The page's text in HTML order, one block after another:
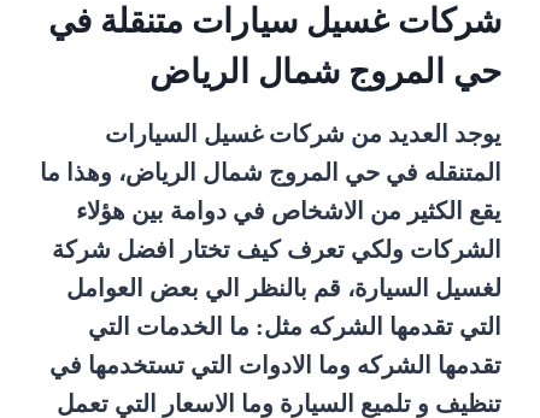
شركات غسيل سيارات متنقلة في
حي المروج شمال الرياض
يوجد العديد من شركات غسيل السيارات
المتنقله في حي المروج شمال الرياض، وهذا ما
يقع الكثير من الاشخاص في دوامة بين هؤلاء
الشركات ولكي تعرف كيف تختار افضل شركة
لغسيل السيارة، قم بالنظر الي بعض العوامل
التي تقدمها الشركه مثل: ما الخدمات التي
تقدمها الشركه وما الادوات التي تستخدمها في
تنظيف و تلميع السيارة وما الاسعار التي تعمل